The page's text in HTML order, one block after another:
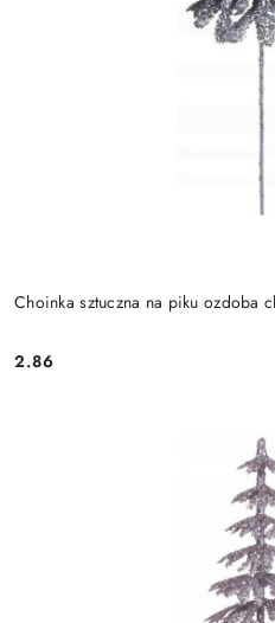
Choinka sztuczna na piku ozdoba
Cena:
2.86